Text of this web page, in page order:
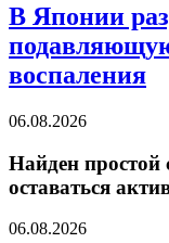
В Японии
воспаления
06.08.2026
Найден
оставаться
06.08.2026